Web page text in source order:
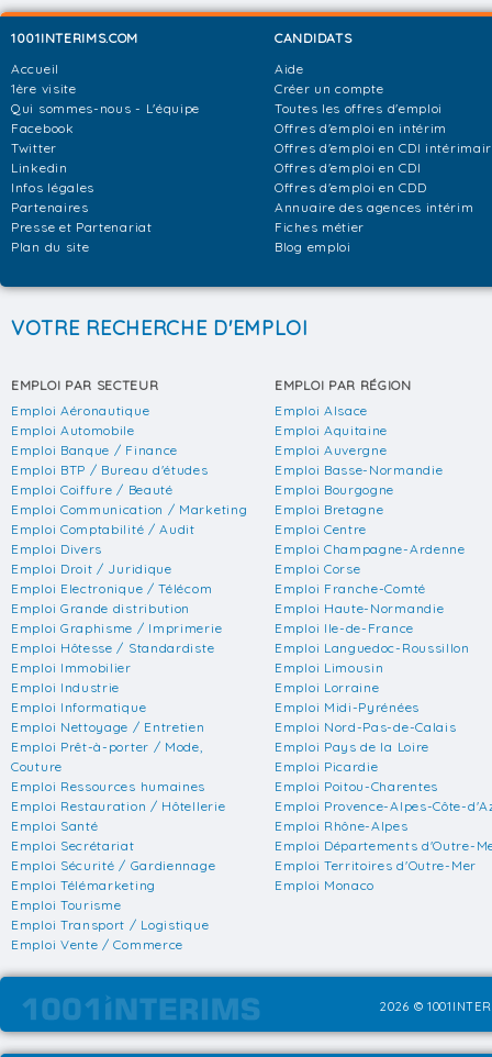
1001INTERIMS.COM
Accueil
1ère visite
Qui sommes-nous - L'équipe
Facebook
Twitter
Linkedin
Infos légales
Partenaires
Presse et Partenariat
Plan du site
CANDIDATS
Aide
Créer un compte
Toutes les offres d'emploi
Offres d'emploi en intérim
Offres d'emploi en CDI
Offres d'emploi en CDI
Offres d'emploi en CDD
Annuaire des agences intérim
Fiches métier
Blog emploi
VOTRE RECHERCHE D'EMPLOI
EMPLOI PAR SECTEUR
Emploi Aéronautique
Emploi Automobile
Emploi Banque / Finance
Emploi BTP / Bureau d'études
Emploi Coiffure / Beauté
Emploi Communication / Marketing
Emploi Comptabilité / Audit
Emploi Divers
Emploi Droit / Juridique
Emploi Electronique / Télécom
Emploi Grande distribution
Emploi Graphisme / Imprimerie
Emploi Hôtesse / Standardiste
Emploi Immobilier
Emploi Industrie
Emploi Informatique
Emploi Nettoyage / Entretien
Emploi Prêt-à-porter / Mode,
Couture
Emploi Ressources humaines
Emploi Restauration / Hôtellerie
Emploi Santé
Emploi Secrétariat
Emploi Sécurité / Gardiennage
Emploi Télémarketing
Emploi Tourisme
Emploi Transport / Logistique
Emploi Vente / Commerce
EMPLOI PAR RÉGION
Emploi Alsace
Emploi Aquitaine
Emploi Auvergne
Emploi Basse-Normandie
Emploi Bourgogne
Emploi Bretagne
Emploi Centre
Emploi Champagne-Ardenne
Emploi Corse
Emploi Franche-Comté
Emploi Haute-Normandie
Emploi Ile-de-France
Emploi Languedoc-Roussillon
Emploi Limousin
Emploi Lorraine
Emploi Midi-Pyrénées
Emploi Nord-Pas-de-Calais
Emploi Pays de la Loire
Emploi Picardie
Emploi Poitou-Charentes
Emploi Provence-Alpes-Côte-
Emploi Rhône-Alpes
Emploi Départements d'Outre-
Emploi Territoires d'Outre-Mer
Emploi Monaco
2026 ©